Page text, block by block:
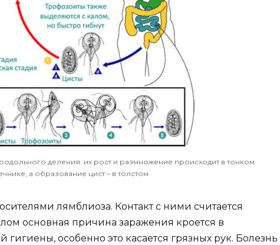
деления: их рост и размножение происходит в тонком
а образование цист – в толстом
лямблиоза. Контакт с ними считается
основная причина заражения кроется в
особенно это касается грязных рук. Болезнь